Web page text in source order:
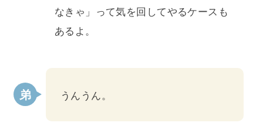
なきゃ」って気を回してやるケースも
あるよ。
うんうん。